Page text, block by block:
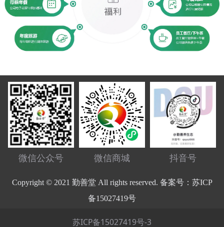
微信公众号 微信商城 抖音号
Copyright © 2021 勤善堂 All rights reserved. 备案号：苏ICP
备15027419号
苏ICP备15027419号-3